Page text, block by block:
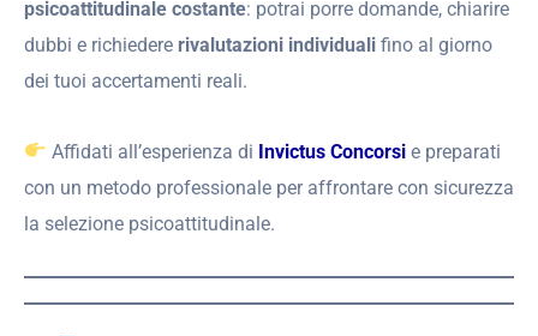
psicoattitudinale costante: potrai porre domande, chiarire
dubbi e richiedere rivalutazioni individuali fino al giorno
dei tuoi accertamenti reali.
Affidati all’esperienza di Invictus Concorsie preparati
con un metodo professionale per affrontare con sicurezza
la selezione psicoattitudinale.